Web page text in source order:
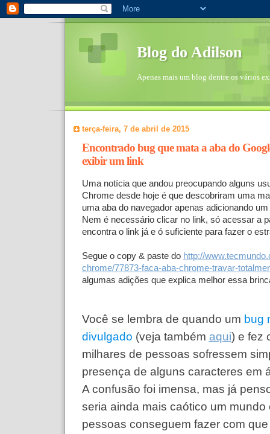
Blog do Adilson
Apenas mais um blog dentre os vários
terça-feira, 7 de abril de 2015
Encontrado bug que mata a aba do
exibir um link
Uma notícia que andou preocupando alguns
Chrome desde hoje é que descobriram uma
uma aba do navegador apenas adicionando
Nem é necessário clicar no link, só acessar a
encontra o link já e ó suficiente para fazer o
Segue o copy & paste do http://
chrome/77873-faca-aba-chrome-travar-
algumas adições que explica melhor essa
Você se lembra de quando um bug
divulgado (veja também aqui) e fez
milhares de pessoas sofressem
presença de alguns caracteres em
A confusão foi imensa, mas já
seria ainda mais caótico um mundo
pessoas conseguem fazer com